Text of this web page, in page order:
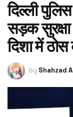
दिल्ली
सड़क
दिशा में
by Shahzad